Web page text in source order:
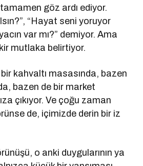
göz ardı ediyor.
“Hayat seni yoruyor
var mı?” demiyor. Ama
mutlaka belirtiyor.
kahvaltı masasında, bazen
bazen de bir market
çıkıyor. Ve çoğu zaman
de, içimizde derin bir iz
o anki duygularının ya